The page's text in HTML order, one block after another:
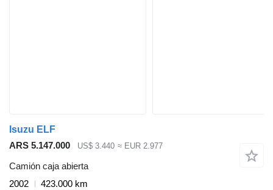
Isuzu ELF
ARS 5.147.000
US$ 3.440 ≈ EUR 2.977
Camión caja abierta
2002
423.000 km